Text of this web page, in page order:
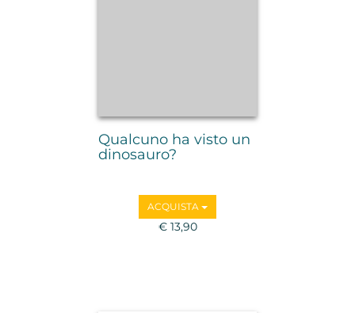
Qualcuno ha visto un
dinosauro?
ACQUISTA
€ 13,90